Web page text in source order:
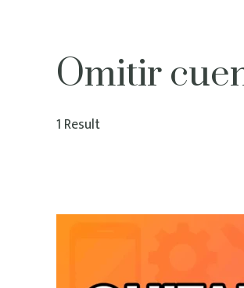
Omitir
1 Result